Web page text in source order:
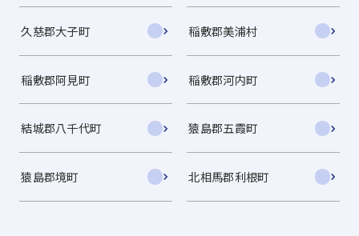
久慈郡大子町 稲敷郡美浦村
稲敷郡阿見町 稲敷郡河内町
結城郡八千代町 猿島郡五霞町
猿島郡境町 北相馬郡利根町